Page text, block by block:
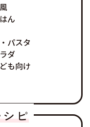
ん
パスタ
ダ
も向け
ピ